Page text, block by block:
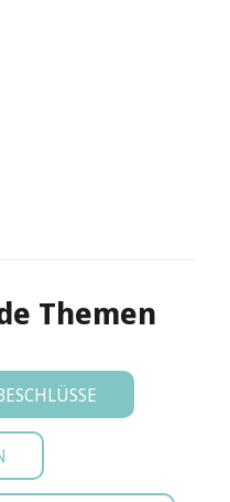
Themen